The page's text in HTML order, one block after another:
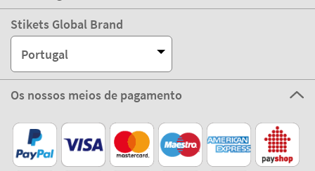
Stikets Global Brand
Portugal
Os nossos meios de pagamento